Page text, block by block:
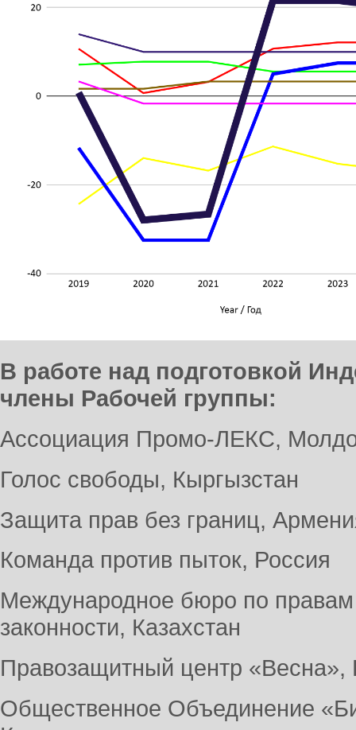
В работе над подготовкой
члены Рабочей группы:
Ассоциация Промо-ЛЕКС,
Голос свободы, Кыргызстан
Защита прав без границ,
Команда против пыток, Россия
Международное бюро по
законности, Казахстан
Правозащитный центр «Весна»,
Общественное Объединение